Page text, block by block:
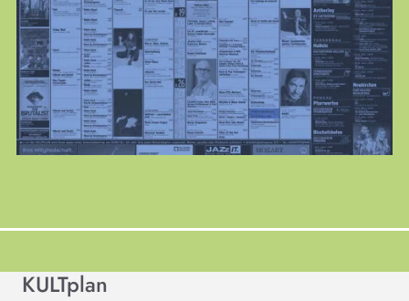
jeden Monat neu
Alle Veranstaltungen der freien Kulturszene gebündelt
und chic verpackt:
KULTURPLAN ABO
KULTplan